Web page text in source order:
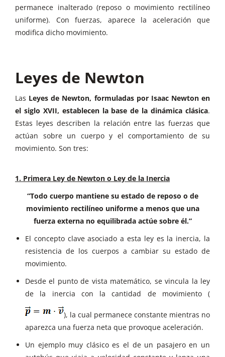
permanece inalterado (reposo o movimiento rectilíneo
uniforme). Con fuerzas, aparece la aceleración que
modifica dicho movimiento.
Leyes de Newton
Las Leyes de Newton, formuladas por Isaac Newton en
el siglo XVII, establecen la base de la dinámica clásica.
Estas leyes describen la relación entre las fuerzas que
actúan sobre un cuerpo y el comportamiento de su
movimiento. Son tres:
1. Primera Ley de Newton o Ley de la Inercia
“Todo cuerpo mantiene su estado de reposo o de
movimiento rectilíneo uniforme a menos que una
fuerza externa no equilibrada actúe sobre él.”
El concepto clave asociado a esta ley es la inercia, la
resistencia de los cuerpos a cambiar su estado de
movimiento.
Desde el punto de vista matemático, se vincula la ley
de la inercia con la cantidad de movimiento (
), la cual permanece constante mientras no
aparezca una fuerza neta que provoque aceleración.
Un ejemplo muy clásico es el de un pasajero en un